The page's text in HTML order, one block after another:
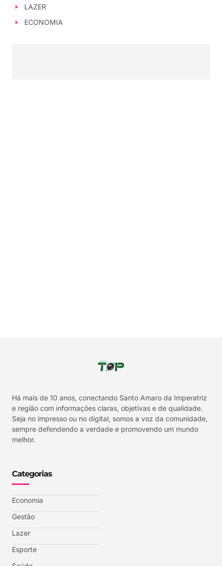
LAZER
ECONOMIA
Há mais de 10 anos, conectando Santo Amaro da Imperatriz
e região com informações claras, objetivas e de qualidade.
Seja no impresso ou no digital, somos a voz da comunidade,
sempre defendendo a verdade e promovendo um mundo
melhor.
Categorias
Economia
Gestão
Lazer
Esporte